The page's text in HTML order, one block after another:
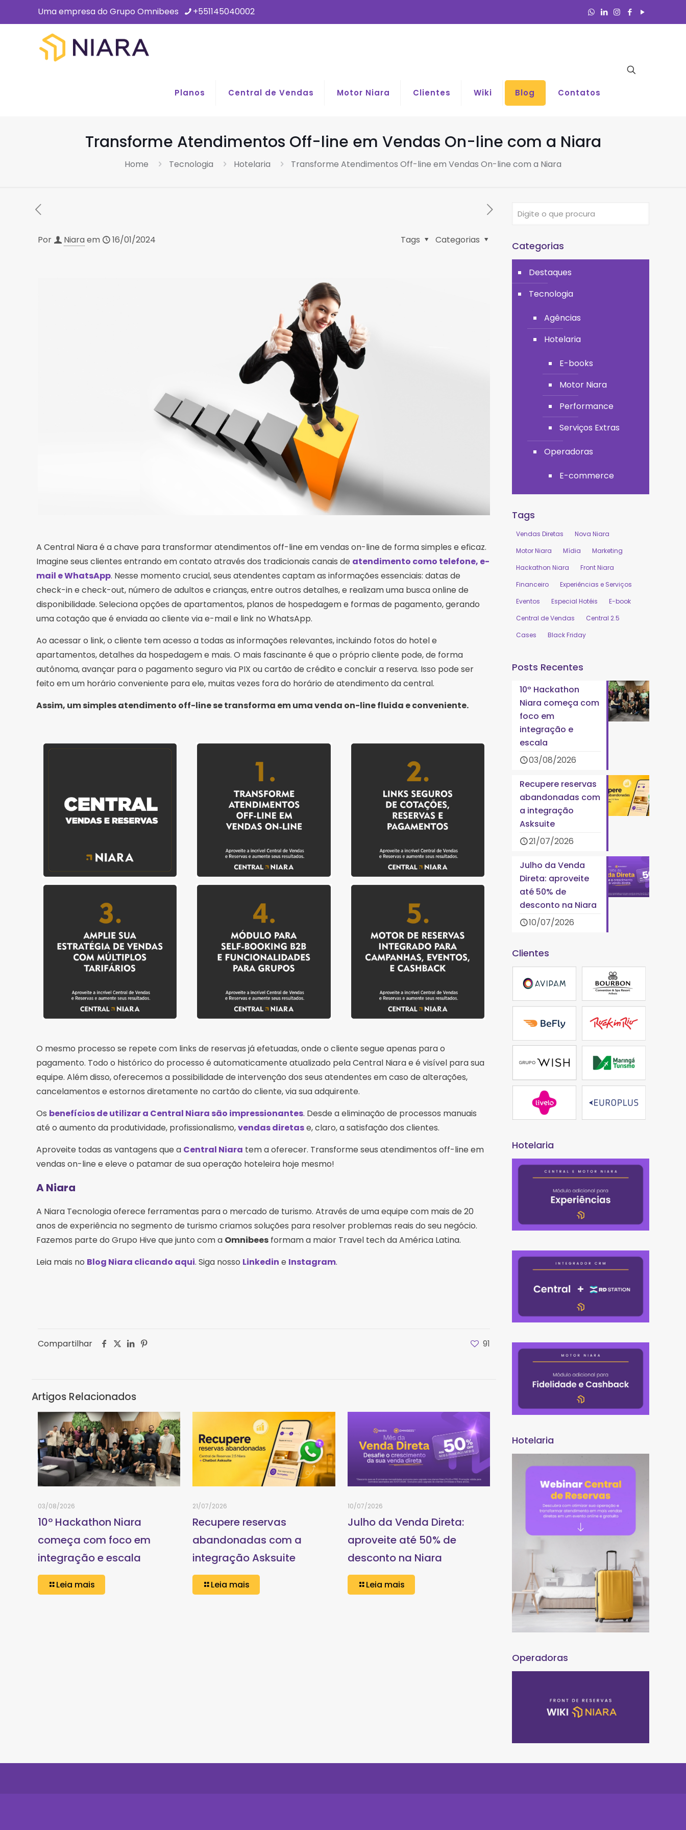
Uma empresa do Grupo Omnibees +551145040002
Planos Central de Vendas Motor Niara Clientes Wiki Blog Contatos
Transforme Atendimentos Off-line em Vendas On-line com a Niara
Home Tecnologia Hotelaria Transforme Atendimentos Off-line em Vendas On-line com a Niara
Por Niara em 16/01/2024 Categorias
Tags
A Central Niara é a chave para transformar atendimentos off-line em vendas on-line de forma simples e eficaz.
Imagine seus clientes entrando em contato através dos tradicionais canais de atendimento como telefone, e-
mail e WhatsApp. Nesse momento crucial, seus atendentes captam as informações essenciais: datas de
check-in e check-out, número de adultos e crianças, entre outros detalhes, e realizam uma busca online de
disponibilidade. Seleciona opções de apartamentos, planos de hospedagem e formas de pagamento, gerando
uma cotação que é enviada ao cliente via e-mail e link no WhatsApp.
Ao acessar o link, o cliente tem acesso a todas as informações relevantes, incluindo fotos do hotel e
apartamentos, detalhes da hospedagem e mais. O mais fascinante é que o próprio cliente pode, de forma
autônoma, avançar para o pagamento seguro via PIX ou cartão de crédito e concluir a reserva. Isso pode ser
feito em um horário conveniente para ele, muitas vezes fora do horário de atendimento da central.
Assim, um simples atendimento off-line se transforma em uma venda on-line fluida e conveniente.
O mesmo processo se repete com links de reservas já efetuadas, onde o cliente segue apenas para o
pagamento. Todo o histórico do processo é automaticamente atualizado pela Central Niara e é visível para sua
equipe. Além disso, oferecemos a possibilidade de intervenção dos seus atendentes em caso de alterações,
cancelamentos e estornos diretamente no cartão do cliente, via sua adquirente.
Os benefícios de utilizar a Central Niara são impressionantes. Desde a eliminação de processos manuais
até o aumento da produtividade, profissionalismo,vendas diretase, claro, a satisfação dos clientes.
Aproveite todas as vantagens que a Central Niara tem a oferecer. Transforme seus atendimentos off-line em
vendas on-line e eleve o patamar de sua operação hoteleira hoje mesmo!
A Niara
A Niara Tecnologia oferece ferramentas para o mercado de turismo. Através de uma equipe com mais de 20
anos de experiência no segmento de turismo criamos soluções para resolver problemas reais do seu negócio.
Fazemos parte do Grupo Hive que junto com a Omnibees formam a maior Travel tech da América Latina.
Leia mais no Blog Niara clicando aqui. Siga nosso Linkedin e Instagram.
Compartilhar 91
Artigos Relacionados
03/08/2026
10º Hackathon Niara
começa com foco em
integração e escala
Leia mais
21/07/2026
Recupere reservas
abandonadas com a
integração Asksuite
Leia mais
10/07/2026
Julho da Venda Direta:
aproveite até 50% de
desconto na Niara
Leia mais
Categorias
Destaques
Tecnologia
Agências
Hotelaria
E-books
Motor Niara
Performance
Serviços Extras
Operadoras
E-commerce
Tags
Vendas Diretas
Nova Niara
Motor Niara
Mídia
Marketing
Hackathon Niara
Front Niara
Financeiro
Experiências e Serviços
Eventos
Especial Hotéis
E-book
Central de Vendas
Central 2.5
Cases
Black Friday
Posts Recentes
10º Hackathon
Niara começa com
foco em
integração e
escala
03/08/2026
Recupere reservas
abandonadas com
a integração
Asksuite
21/07/2026
Julho da Venda
Direta: aproveite
até 50% de
desconto na Niara
10/07/2026
Clientes
Hotelaria
Hotelaria
Operadoras